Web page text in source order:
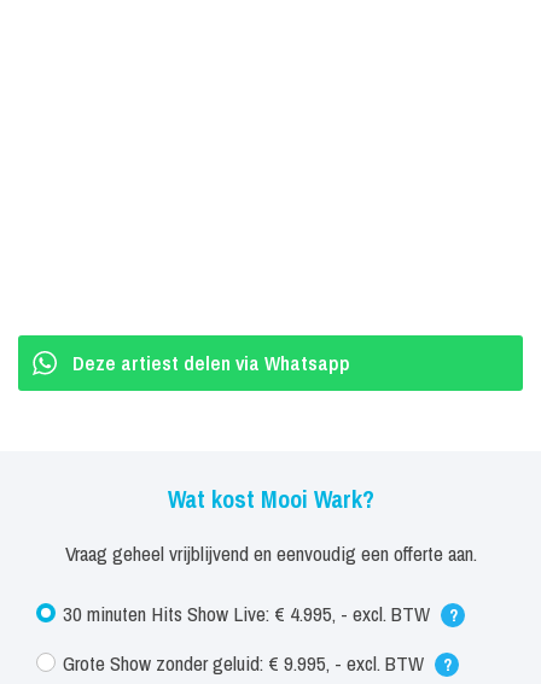
Deze artiest delen via Whatsapp
Wat kost Mooi Wark?
Vraag geheel vrijblijvend en eenvoudig een offerte aan.
30 minuten Hits Show Live: € 4.995, - excl. BTW ?
Grote Show zonder geluid: € 9.995, - excl. BTW ?